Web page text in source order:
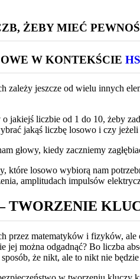
ŻEBY MIEĆ
W KONTEKŚCIE
jeszcze od wielu innych
jakiejś liczbie od 1 do 10, żeby
jakąś liczbę losowo i czy
głowy, kiedy zaczniemy
które losowo wybiorą nam
amplitudach impulsów
TWORZENIE
przez matematyków i fizyków,
jej można odgadnąć? Bo liczba
że nikt, ale to nikt nie